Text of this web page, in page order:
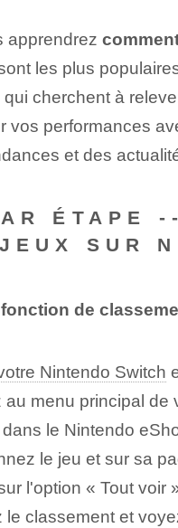
apprendrez
les plus
cherchent à
vos performances
et des
ÉTAPE
SUR
de
Nintendo Switch
menu principal de
le Nintendo
le jeu et sur sa
l'option « Tout voir
le classement et